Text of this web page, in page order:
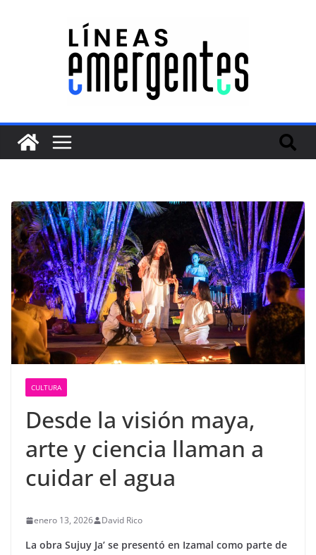
CULTURA
Desde la visión maya,
arte y ciencia llaman a
cuidar el agua
enero 13, 2026 David Rico
La obra Sujuy Ja’ se presentó en Izamal como parte de